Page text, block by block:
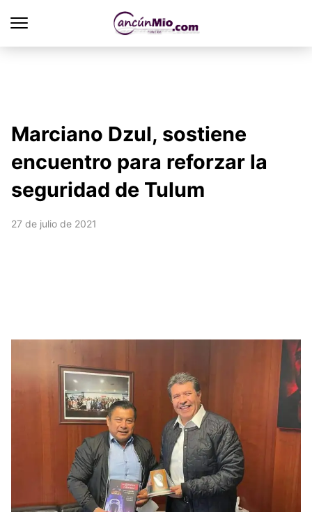
Marciano Dzul, sostiene
encuentro para reforzar la
seguridad de Tulum
27 de julio de 2021